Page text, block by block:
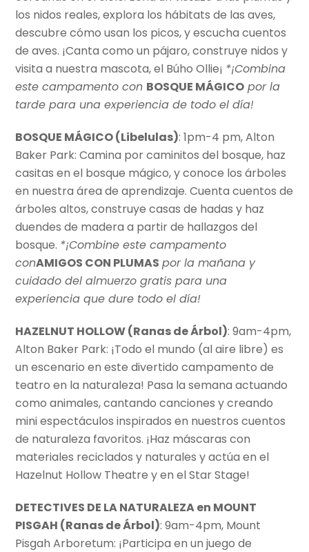
los nidos reales, explora los hábitats de las aves,
descubre cómo usan los picos, y escucha cuentos
de aves. ¡Canta como un pájaro, construye nidos y
visita a nuestra mascota, el Búho Ollie¡ *¡Combina
este campamento con BOSQUE MÁGICO por la
tarde para una experiencia de todo el día!
BOSQUE MÁGICO (Libelulas): 1pm-4 pm, Alton
Baker Park: Camina por caminitos del bosque, haz
casitas en el bosque mágico, y conoce los árboles
en nuestra área de aprendizaje. Cuenta cuentos de
árboles altos, construye casas de hadas y haz
duendes de madera a partir de hallazgos del
bosque. *¡Combine este campamento
conAMIGOS CON PLUMAS por la mañana y
cuidado del almuerzo gratis para una
experiencia que dure todo el día!
HAZELNUT HOLLOW (Ranas deÁrbol): 9am-4pm,
Alton Baker Park: ¡Todo el mundo (al aire libre) es
un escenario en este divertido campamento de
teatro en la naturaleza! Pasa la semana actuando
como animales, cantando canciones y creando
mini espectáculos inspirados en nuestros cuentos
de naturaleza favoritos. ¡Haz máscaras con
materiales reciclados y naturales y actúa en el
Hazelnut Hollow Theatre y en el Star Stage!
DETECTIVES DE LA NATURALEZA en MOUNT
PISGAH (Ranas deÁrbol): 9am-4pm, Mount
Pisgah Arboretum: ¡Participa en un juego de